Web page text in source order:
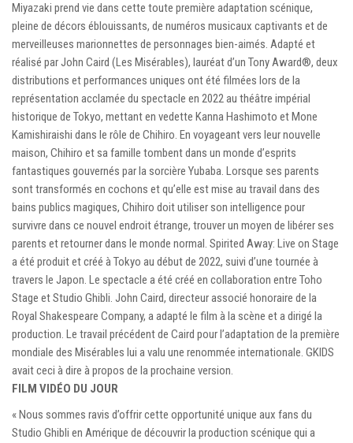
Miyazaki prend vie dans cette toute première adaptation scénique,
pleine de décors éblouissants, de numéros musicaux captivants et de
merveilleuses marionnettes de personnages bien-aimés. Adapté et
réalisé par John Caird (Les Misérables), lauréat d’un Tony Award®, deux
distributions et performances uniques ont été filmées lors de la
représentation acclamée du spectacle en 2022 au théâtre impérial
historique de Tokyo, mettant en vedette Kanna Hashimoto et Mone
Kamishiraishi dans le rôle de Chihiro. En voyageant vers leur nouvelle
maison, Chihiro et sa famille tombent dans un monde d’esprits
fantastiques gouvernés par la sorcière Yubaba. Lorsque ses parents
sont transformés en cochons et qu’elle est mise au travail dans des
bains publics magiques, Chihiro doit utiliser son intelligence pour
survivre dans ce nouvel endroit étrange, trouver un moyen de libérer ses
parents et retourner dans le monde normal. Spirited Away: Live on Stage
a été produit et créé à Tokyo au début de 2022, suivi d’une tournée à
travers le Japon. Le spectacle a été créé en collaboration entre Toho
Stage et Studio Ghibli. John Caird, directeur associé honoraire de la
Royal Shakespeare Company, a adapté le film à la scène et a dirigé la
production. Le travail précédent de Caird pour l’adaptation de la première
mondiale des Misérables lui a valu une renommée internationale. GKIDS
avait ceci à dire à propos de la prochaine version.
FILM VIDÉO DU JOUR
« Nous sommes ravis d’offrir cette opportunité unique aux fans du
Studio Ghibli en Amérique de découvrir la production scénique qui a